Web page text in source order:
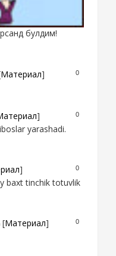
булдим!
0
Материал]
0
]
yarashadi.
0
]
baxt tinchik totuvlik
0
[Материал]